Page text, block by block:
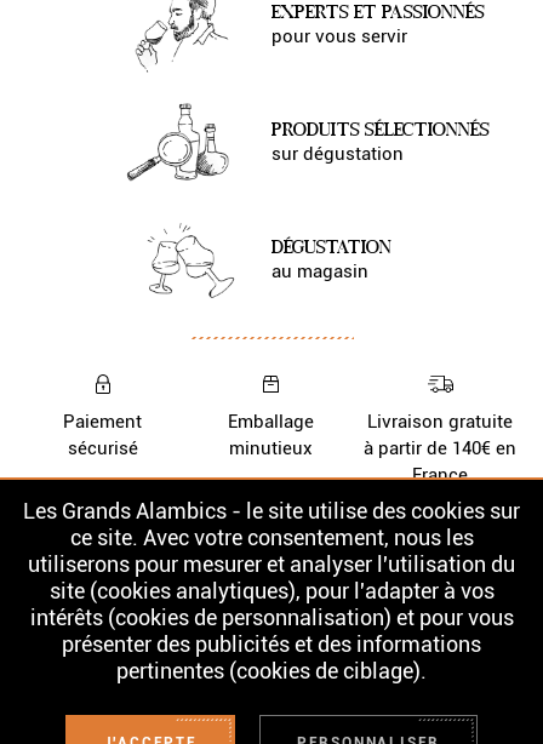
EXPERTS ET PASSIONNÉS
pour vous servir
PRODUITS SÉLECTIONNÉS
sur dégustation
DÉGUSTATION
au magasin
Paiement
sécurisé
Emballage
minutieux
Livraison gratuite
à partir de 140€ en
France
Nos Whiskys
Nos Rhums
La cave
Contact
Les Grands Alambics - le site utilise des cookies sur
ce site. Avec votre consentement, nous les
utiliserons pour mesurer et analyser l'utilisation du
site (cookies analytiques), pour l'adapter à vos
intérêts (cookies de personnalisation) et pour vous
présenter des publicités et des informations
pertinentes (cookies de ciblage).
L'ABUS D'ALCOOL EST DANGEREUX POUR LA SANTÉ. À CONSOMMER
Conditions Générales de Vente